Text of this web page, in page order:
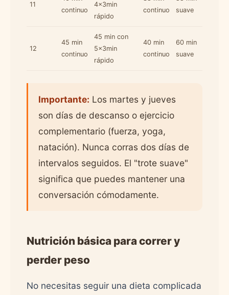
11
continuo
4x3min
rápido
continuo
suave
12
45 min
continuo
45 min con
5x3min
rápido
40 min
continuo
60 min
suave
Importante: Los martes y jueves
son días de descanso o ejercicio
complementario (fuerza, yoga,
natación). Nunca corras dos días de
intervalos seguidos. El "trote suave"
significa que puedes mantener una
conversación cómodamente.
Nutrición básica para correr y
perder peso
No necesitas seguir una dieta complicada